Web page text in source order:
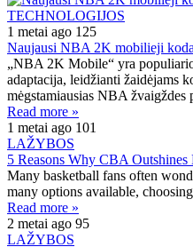
TECHNOLOGIJOS
1 metai ago 125
Naujausi NBA 2K mobilieji
„NBA 2K Mobile“ yra
adaptacija, leidžianti žaidėjams
mėgstamiausias NBA žvaigždes
Read more »
1 metai ago 101
LAŽYBOS
5 Reasons Why CBA
Many basketball fans often
many options available,
Read more »
2 metai ago 95
LAŽYBOS